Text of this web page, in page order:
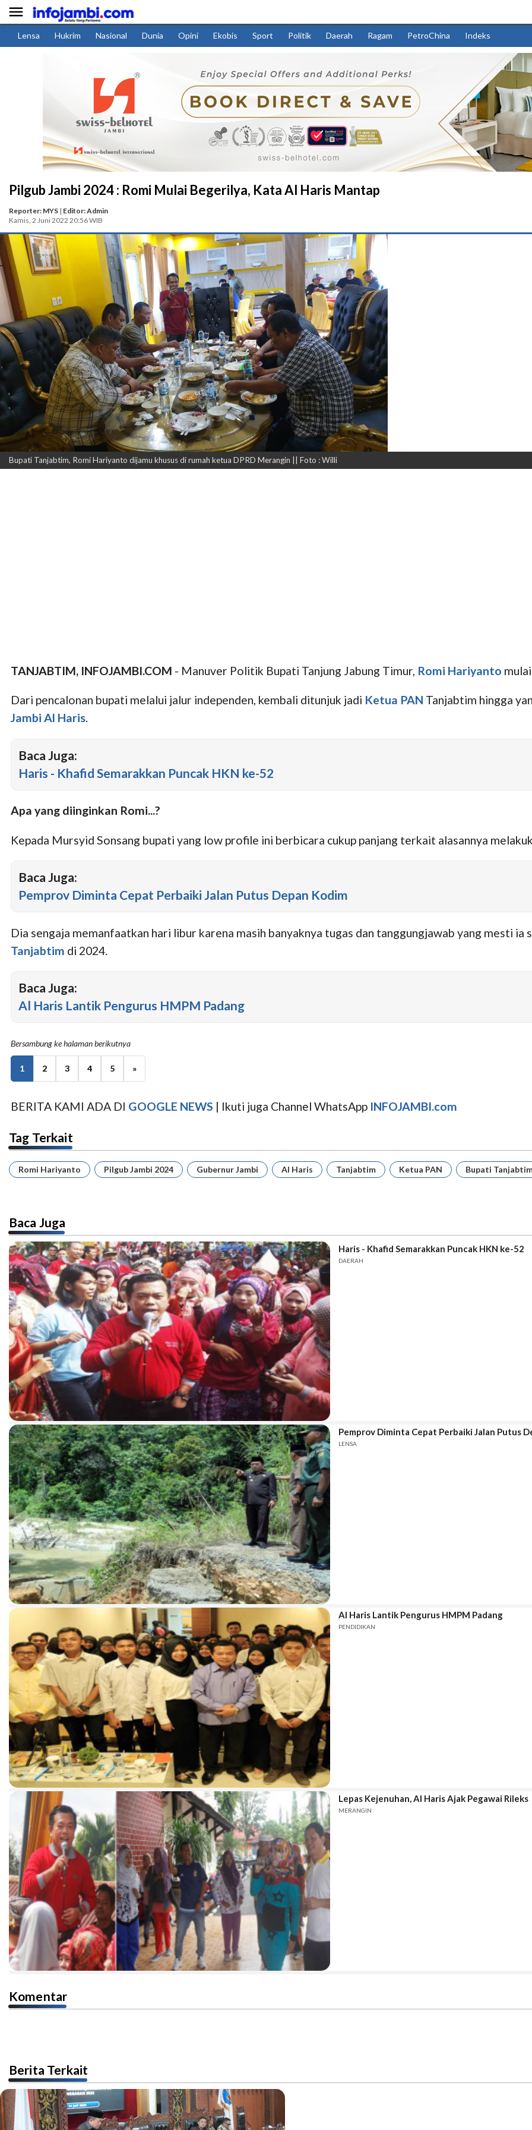

Lensa Hukrim Nasional Dunia Opini Ekobis Sport Politik Daerah Ragam PetroChina Indeks
Pilgub Jambi 2024 : Romi Mulai Begerilya, Kata Al Haris Mantap
Reporter: MYS | Editor: Admin
Kamis, 2 Juni 2022 20:56 WIB
Bupati Tanjabtim, Romi Hariyanto dijamu khusus di rumah ketua DPRD Merangin || Foto : Willi
TANJABTIM, INFOJAMBI.COM - Manuver Politik Bupati Tanjung Jabung Timur, Romi Hariyanto
Dari pencalonan bupati melalui jalur independen, kembali ditunjuk jadi Ketua PAN Tanjabtim hingga
Jambi Al Haris.
Baca Juga:
Haris - Khafid Semarakkan Puncak HKN ke-52
Apa yang diinginkan Romi...?
Kepada Mursyid Sonsang bupati yang low profile ini berbicara cukup panjang terkait alasannya
Baca Juga:
Pemprov Diminta Cepat Perbaiki Jalan Putus Depan Kodim
Dia sengaja memanfaatkan hari libur karena masih banyaknya tugas dan tanggungjawab yang mesti
Tanjabtim di 2024.
Baca Juga:
Al Haris Lantik Pengurus HMPM Padang
Bersambung ke halaman berikutnya
1 2 3 4 5 »
BERITA KAMI ADA DI GOOGLE NEWS | Ikuti juga Channel WhatsApp INFOJAMBI.com
Tag Terkait
Romi Hariyanto Pilgub Jambi 2024 Gubernur Jambi Al Haris Tanjabtim Ketua PAN Bupati
Baca Juga
Haris - Khafid Semarakkan Puncak HKN ke-52
DAERAH
Pemprov Diminta Cepat Perbaiki Jalan Putus
LENSA
Al Haris Lantik Pengurus HMPM Padang
PENDIDIKAN
Lepas Kejenuhan, Al Haris Ajak Pegawai Rileks
MERANGIN
Komentar
Berita Terkait